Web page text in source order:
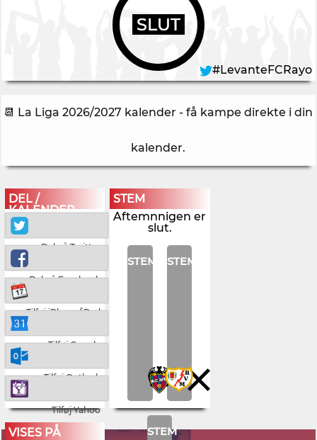
SLUT
#LevanteFCRayo
📆 La Liga 2026/2027 kalender - få kampe direkte i din
kalender.
DEL /
KALENDER
Del på Twitter
Del på Facebook
Tilføj iPhone/iPad
Tilføj Google
Tilføj Outlook
Tilføj Yahoo
STEM
Aftemnnigen er
slut.
STEM STEM
STEM
VISES PÅ